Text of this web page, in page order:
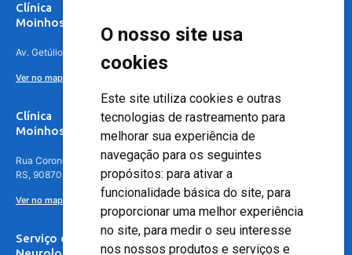
O nosso site usa
cookies
Este site utiliza cookies e outras
tecnologias de rastreamento para
melhorar sua experiência de
navegação para os seguintes
propósitos: para ativar a
funcionalidade básica do site, para
proporcionar uma melhor experiência
no site, para medir o seu interesse
nos nossos produtos e serviços e
Clínica
Moinhos de Vento Canoas
Av. Getúlio Vargas, 4841 – Centro, Canoas – RS, 92010-010
Ver no mapa
Clínica
Moinhos de Vento - Teresópolis
Rua Coronel Aparício Borges, 250 - 3º andar - Teresópolis, Porto Alegre -
RS, 90870-016
Ver no mapa
Serviço de